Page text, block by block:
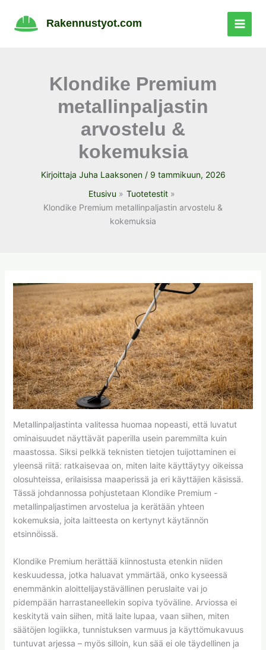
sisältöön
Rakennustyot.com
Klondike Premium
metallinpaljastin
arvostelu &
kokemuksia
Kirjoittaja Juha Laaksonen / 9 tammikuun, 2026
Etusivu
Tuotetestit
Klondike Premium metallinpaljastin arvostelu &
kokemuksia
Metallinpaljastinta valitessa huomaa nopeasti, että luvatut
ominaisuudet näyttävät paperilla usein paremmilta kuin
maastossa. Siksi pelkkä teknisten tietojen tuijottaminen ei
yleensä riitä: ratkaisevaa on, miten laite käyttäytyy oikeissa
olosuhteissa, erilaisissa maaperissä ja eri käyttäjien käsissä.
Tässä johdannossa pohjustetaan Klondike Premium -
metallinpaljastimen arvostelua ja kerätään yhteen
kokemuksia, joita laitteesta on kertynyt käytännön
etsinnöissä.
Klondike Premium herättää kiinnostusta etenkin niiden
keskuudessa, jotka haluavat ymmärtää, onko kyseessä
enemmänkin aloittelijaystävällinen peruslaite vai jo
pidempään harrastaneellekin sopiva työväline. Arviossa ei
keskitytä vain siihen, mitä laite lupaa, vaan siihen, miten
säätöjen logiikka, tunnistuksen varmuus ja käyttömukavuus
tuntuvat arjessa – myös silloin, kun sää ei ole täydellinen ja